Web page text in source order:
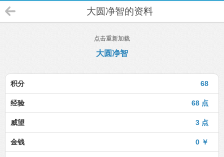
大圆净智的资料
点击重新加载
大圆净智
68
积分
68 点
经验
3 点
威望
0 ￥
金钱